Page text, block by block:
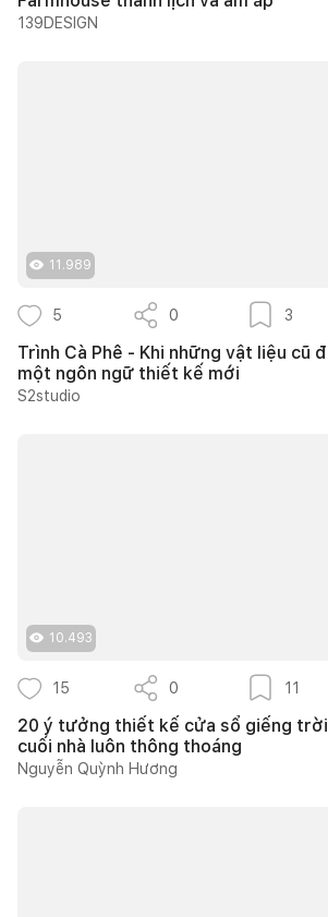
139DESIGN
11.989
5 0 3
Trình Cà Phê - Khi những vật liệu cũ
một ngôn ngữ thiết kế mới
S2studio
10.493
15 0 11
20 ý tưởng thiết kế cửa sổ giếng trời
cuối nhà luôn thông thoáng
Nguyễn Quỳnh Hương